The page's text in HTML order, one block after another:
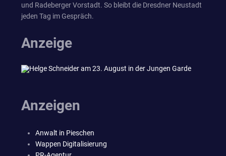
und Radeberger Vorstadt. So bleibt die Dresdner Neustadt
jeden Tag im Gespräch.
Anzeige
Anzeigen
Anwalt in Pieschen
Wappen Digitalisierung